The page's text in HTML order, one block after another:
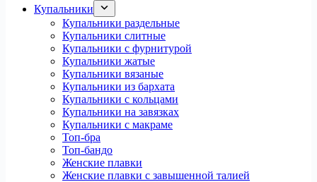
Купальники
Купальники раздельные
Купальники слитные
Купальники с фурнитурой
Купальники жатые
Купальники вязаные
Купальники из бархата
Купальники с кольцами
Купальники на завязках
Купальники с макраме
Топ-бра
Топ-бандо
Женские плавки
Женские плавки с завышенной талией